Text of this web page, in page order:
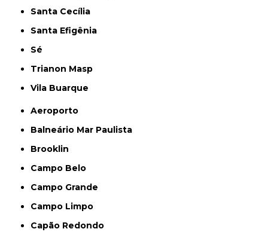
Santa Cecília
Santa Efigênia
Sé
Trianon Masp
Vila Buarque
Aeroporto
Balneário Mar Paulista
Brooklin
Campo Belo
Campo Grande
Campo Limpo
Capão Redondo